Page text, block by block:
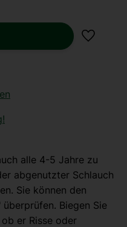
Zu
alle 4-5 Jahre zu
abgenutzter Schlauch
Sie können den
Biegen Sie
er Risse oder